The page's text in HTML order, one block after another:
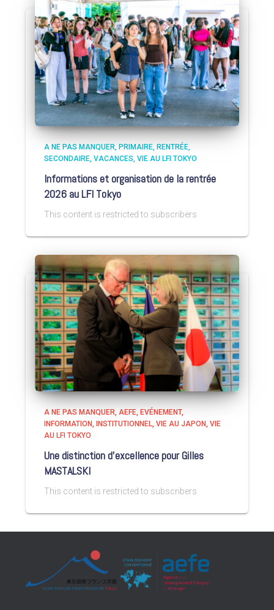
A NE PAS MANQUER PRIMAIRE RENTRÉE
SECONDAIRE VACANCES VIE AU LFI TOKYO
Informations et organisation de la rentrée
2026 au LFI Tokyo
This content is restricted to subscribers
A NE PAS MANQUER AEFE EVÉNEMENT
INFORMATION
INSTITUTIONNEL VIE AU JAPON VIE
AU LFI TOKYO
Une distinction d’excellence pour Gilles
MASTALSKI
This content is restricted to subscribers